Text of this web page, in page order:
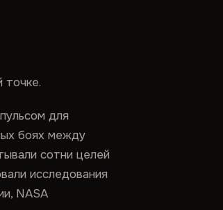
точке.
для
боях между
сотни целей
исследования
NASA